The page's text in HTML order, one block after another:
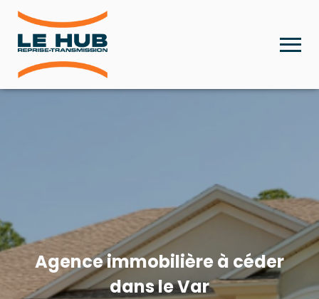
Agence immobilière à céder
dans le Var